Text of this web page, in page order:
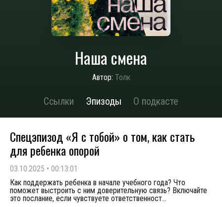
Наша смена
Автор: Толк
Ссылки Эпизоды О подкасте
Спецэпизод «Я с тобой» о том, как стать
для ребенка опорой
03.10.2025 • 00:13:01
Как поддержать ребенка в начале учебного года? Что
поможет выстроить с ним доверительную связь? Включайте
это послание, если чувствуете ответственност...